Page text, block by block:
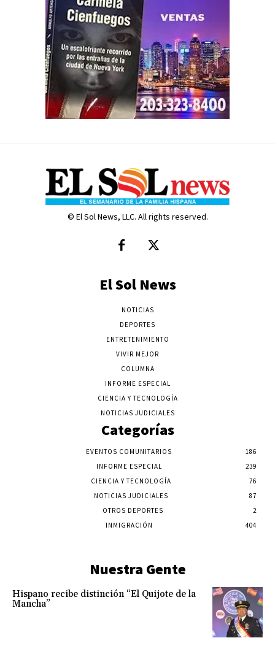
© El Sol News, LLC. All rights reserved.
El Sol News
NOTICIAS
DEPORTES
ENTRETENIMIENTO
VIVIR MEJOR
COLUMNA
INFORME ESPECIAL
CIENCIA Y TECNOLOGÍA
NOTICIAS JUDICIALES
Categorías
EVENTOS COMUNITARIOS
186
INFORME ESPECIAL
239
CIENCIA Y TECNOLOGÍA
76
NOTICIAS JUDICIALES
87
OTROS DEPORTES
2
INMIGRACIÓN
404
Nuestra Gente
Hispano recibe distinción “El Quijote de la
Mancha”